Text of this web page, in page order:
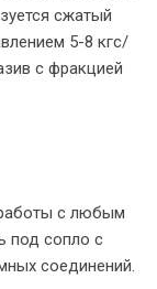
сжатый
5-8 кгс/
с фракцией
с любым
под сопло с
соединений.